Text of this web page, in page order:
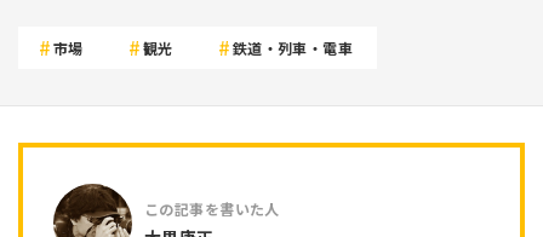
市場 観光 鉄道・列車・電車